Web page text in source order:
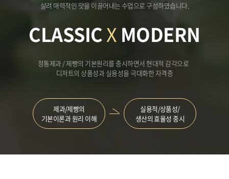
살려 매력적인 맛을 이끌어내는 수업으로 구성하였습니다.
CLASSICX MODERN
정통제과 / 제빵의 기본원리를 중시하면서 현대적 감각으로
디저트의 상품성과 실용성을 극대화한 자격증
제과/제빵의
기본이론과 원리 이해
실용적/상품성/
생산의 효율성 중시